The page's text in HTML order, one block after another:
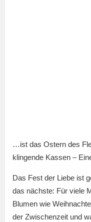
…ist das Ostern des
klingende Kassen –
Das Fest der Liebe ist
das nächste: Für viele
Blumen wie
der Zwischenzeit und